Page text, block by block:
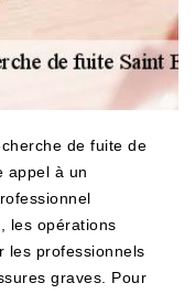
de fuite de
appel à un
les opérations
les professionnels
graves. Pour